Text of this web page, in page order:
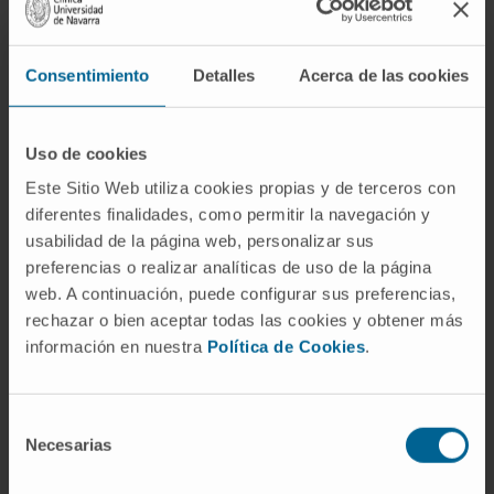
Consentimiento Detalles Acerca de las cookies
Uso de cookies
Este Sitio Web utiliza cookies propias y de terceros con
diferentes finalidades, como permitir la navegación y
usabilidad de la página web, personalizar sus
preferencias o realizar analíticas de uso de la página
web. A continuación, puede configurar sus preferencias,
rechazar o bien aceptar todas las cookies y obtener más
información en nuestra Política de Cookies.
Necesarias
de sus síntomas. La primera opción es evitar los
manifestaciones clínicas cuando se producen. En
tratamientos que abren un futuro esperanzador”,
comenta la Dra. Aguilera.
Mejorar la asistencia y el
conocimiento
El grupo se ha constituido como una organización
científica multidisciplinar y sin ánimo de lucro
dirigida a apoyar los avances en la prevención, el
diagnóstico y el tratamiento de las porfirias.
En concreto, nace con el propósito de avanzar en
el estudio e investigación de las enfermedades